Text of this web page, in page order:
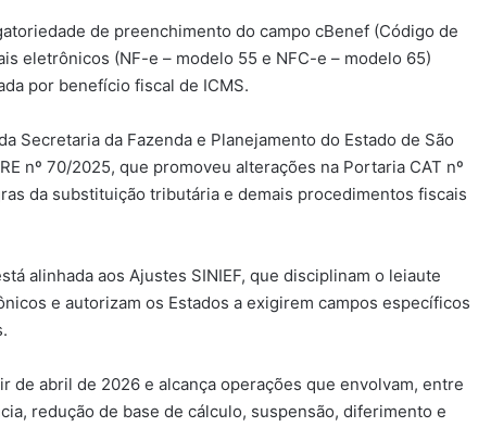
de preenchimento do campo cBenef (Código de
eletrônicos (NF-e – modelo 55 e NFC-e – modelo 65)
por benefício fiscal de ICMS.
Secretaria da Fazenda e Planejamento do Estado de São
nº 70/2025, que promoveu alterações na Portaria CAT nº
da substituição tributária e demais procedimentos fiscais
alinhada aos Ajustes SINIEF, que disciplinam o leiaute
e autorizam os Estados a exigirem campos específicos
de abril de 2026 e alcança operações que envolvam, entre
redução de base de cálculo, suspensão, diferimento e